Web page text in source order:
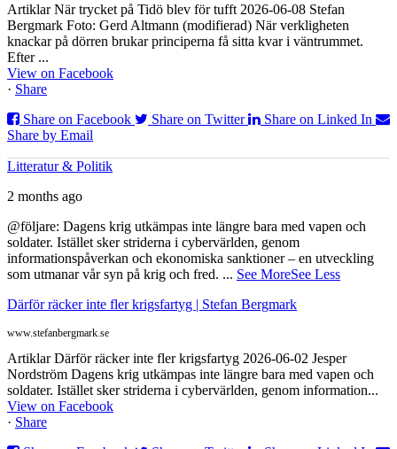
Artiklar När trycket på Tidö blev för tufft 2026-06-08 Stefan
Bergmark Foto: Gerd Altmann (modifierad) När verkligheten
knackar på dörren brukar principerna få sitta kvar i väntrummet.
Efter ...
View on Facebook
· Share
Share on Facebook
Share on Twitter
Share on Linked In
Share by Email
Litteratur & Politik
2 months ago
@följare: Dagens krig utkämpas inte längre bara med vapen och
soldater. Istället sker striderna i cybervärlden, genom
informationspåverkan och ekonomiska sanktioner – en utveckling
som utmanar vår syn på krig och fred. ... See MoreSee Less
Därför räcker inte fler krigsfartyg | Stefan Bergmark
www.stefanbergmark.se
Artiklar Därför räcker inte fler krigsfartyg 2026-06-02 Jesper
Nordström Dagens krig utkämpas inte längre bara med vapen och
soldater. Istället sker striderna i cybervärlden, genom information...
View on Facebook
· Share